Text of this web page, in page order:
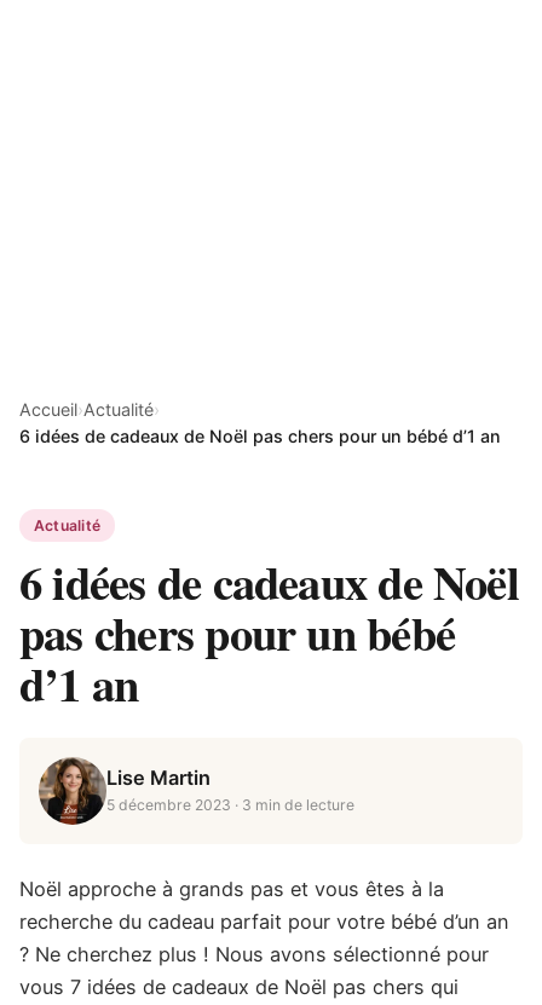
Accueil›Actualité›
6 idées de cadeaux de Noël pas chers pour un bébé d’1 an
Actualité
6 idées de cadeaux de Noël
pas chers pour un bébé
d’1 an
Lise Martin
5 décembre 2023 · 3 min de lecture
Noël approche à grands pas et vous êtes à la
recherche du cadeau parfait pour votre bébé d’un an
? Ne cherchez plus ! Nous avons sélectionné pour
vous 7 idées de cadeaux de Noël pas chers qui